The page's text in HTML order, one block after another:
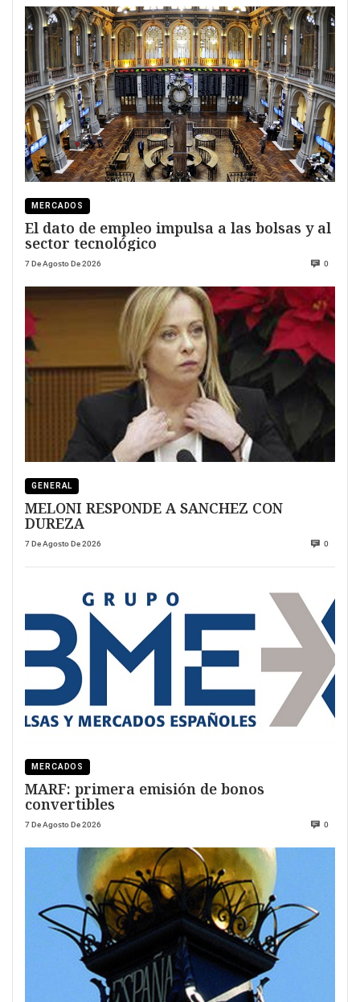
MERCADOS
El dato de empleo impulsa a las bolsas y al
sector tecnológico
7 De Agosto De 2026 0
GENERAL
MELONI RESPONDE A SANCHEZ CON
DUREZA
7 De Agosto De 2026 0
MERCADOS
MARF: primera emisión de bonos
convertibles
7 De Agosto De 2026 0